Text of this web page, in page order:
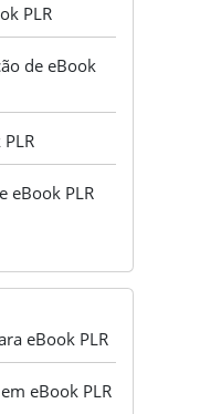
PLR
de eBook
eBook PLR
eBook PLR
eBook PLR